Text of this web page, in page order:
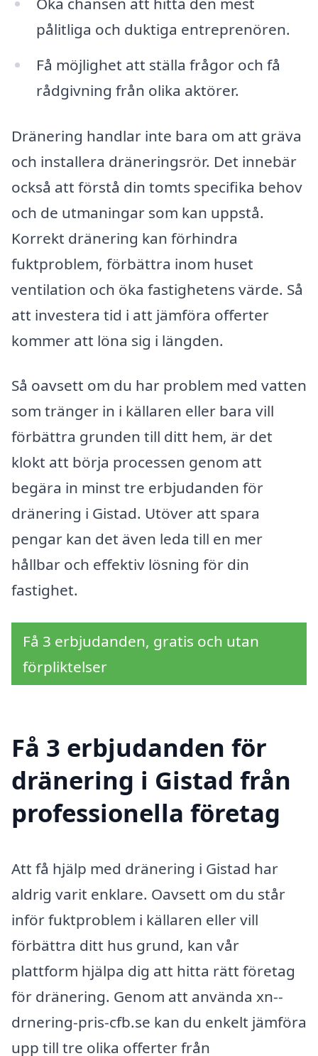
pålitliga och duktiga entreprenören.
Få möjlighet att ställa frågor och få
rådgivning från olika aktörer.
Dränering handlar inte bara om att gräva
och installera dräneringsrör. Det innebär
också att förstå din tomts specifika behov
och de utmaningar som kan uppstå.
Korrekt dränering kan förhindra
fuktproblem, förbättra inom huset
ventilation och öka fastighetens värde. Så
att investera tid i att jämföra offerter
kommer att löna sig i längden.
Så oavsett om du har problem med vatten
som tränger in i källaren eller bara vill
förbättra grunden till ditt hem, är det
klokt att börja processen genom att
begära in minst tre erbjudanden för
dränering i Gistad. Utöver att spara
pengar kan det även leda till en mer
hållbar och effektiv lösning för din
fastighet.
Få 3 erbjudanden, gratis och utan
förpliktelser
Få 3 erbjudanden för
dränering i Gistad från
professionella företag
Att få hjälp med dränering i Gistad har
aldrig varit enklare. Oavsett om du står
inför fuktproblem i källaren eller vill
förbättra ditt hus grund, kan vår
plattform hjälpa dig att hitta rätt företag
för dränering. Genom att använda xn--
drnering-pris-cfb.se kan du enkelt jämföra
upp till tre olika offerter från